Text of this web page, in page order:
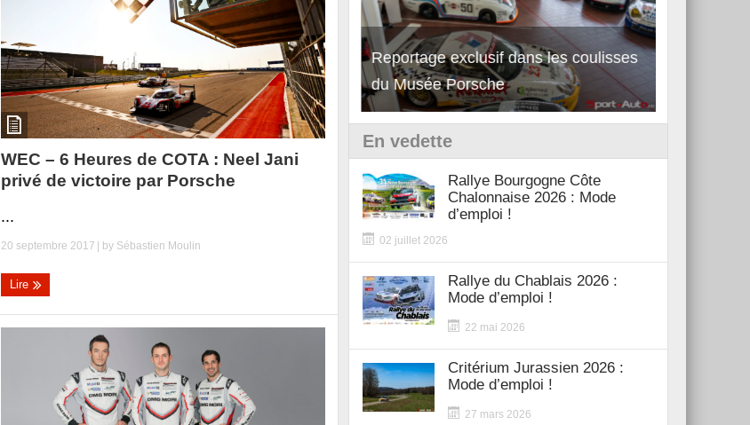
WEC – 6 Heures de COTA : Neel Jani
privé de victoire par Porsche
...
20 septembre 2017 | by Sébastien Moulin
Lire
Reportage exclusif dans les coulisses
du Musée Porsche
Découverte de la nouvelle Ferrari
12Cilindri Manuale
En vedette
Rallye Bourgogne Côte
Chalonnaise 2026 : Mode
d’emploi !
02 juillet 2026
Rallye du Chablais 2026 :
Mode d’emploi !
22 mai 2026
Critérium Jurassien 2026 :
Mode d’emploi !
27 mars 2026